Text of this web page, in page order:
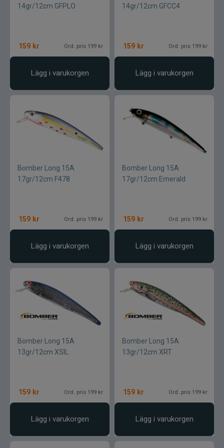
Leech
LMP
Fibe
Loop
Fly Dressing
Futurefly
Gator
Gamakatsu
Gladsax
Guideline
14gr/12cm GFPLO
159 kr Ord. pris 199 kr
Lägg i varukorgen
14gr/12cm GFCC4
159 kr Ord. pris 199 kr
Lägg i varukorgen
Bomber Long 15A
17gr/12cm F478
159 kr Ord. pris 199 kr
Lägg i varukorgen
Bomber Long 15A
17gr/12cm Emerald
159 kr Ord. pris 199 kr
Lägg i varukorgen
Bomber Long 15A
13gr/12cm XSIL
159 kr Ord. pris 199 kr
Lägg i varukorgen
Bomber Long 15A
13gr/12cm XRT
159 kr Ord. pris 199 kr
Lägg i varukorgen